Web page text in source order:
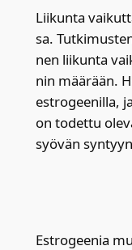
Lii­kun­ta
sa.
nen lii­kun­ta
nin mää­rään.
estro­gee­nil­la,
on todet­tu
syö­vän
Estro­gee­nia